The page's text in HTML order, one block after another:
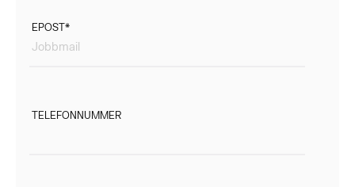
EPOST*
TELEFONNUMMER